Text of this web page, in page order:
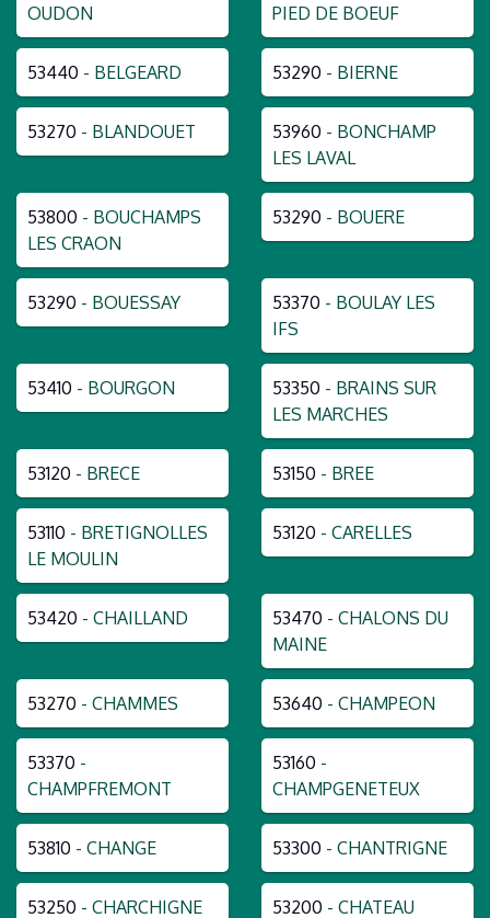
OUDON
PIED DE BOEUF
53440 - BELGEARD 53290 - BIERNE
53270 - BLANDOUET 53960 - BONCHAMP
LES LAVAL
53800 - BOUCHAMPS
LES CRAON
53290 - BOUERE
53290 - BOUESSAY 53370 - BOULAY LES
IFS
53410 - BOURGON 53350 - BRAINS SUR
LES MARCHES
53120 - BRECE 53150 - BREE
53110 - BRETIGNOLLES
LE MOULIN
53120 - CARELLES
53420 - CHAILLAND 53470 - CHALONS DU
MAINE
53270 - CHAMMES 53640 - CHAMPEON
53370 -
CHAMPFREMONT
53160 -
CHAMPGENETEUX
53810 - CHANGE 53300 - CHANTRIGNE
53250 - CHARCHIGNE 53200 - CHATEAU